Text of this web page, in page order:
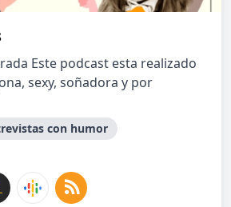
Este podcast esta realizado
sexy, soñadora y por
con humor